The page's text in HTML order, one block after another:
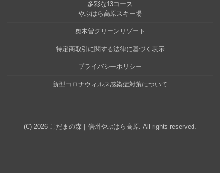
多彩な13コース
やぶはら高原スキー場
奥木曽グリーンリゾート
特定商取引に関する法律に基づく表示
プライバシーポリシー
新型コロナウィルス感染症対策について
(C) 2026 こだまの森｜信州やぶはら高原. All rights reserved.